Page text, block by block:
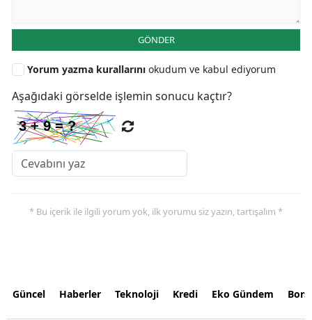
GÖNDER
Yorum yazma kurallarını okudum ve kabul ediyorum
Aşağıdaki görselde işlemin sonucu kaçtır?
* Bu içerik ile ilgili yorum yok, ilk yorumu siz yazın, tartışalım *
Güncel Haberler Teknoloji Kredi Eko Gündem